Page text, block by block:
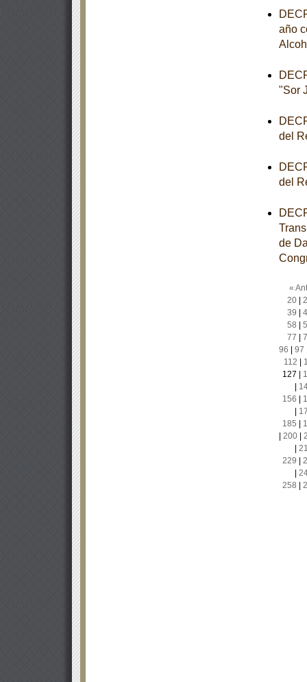
año
"Sor
del
del
de
«
20|
39
58
77
96
97
112
127
156
185
200|
229
258